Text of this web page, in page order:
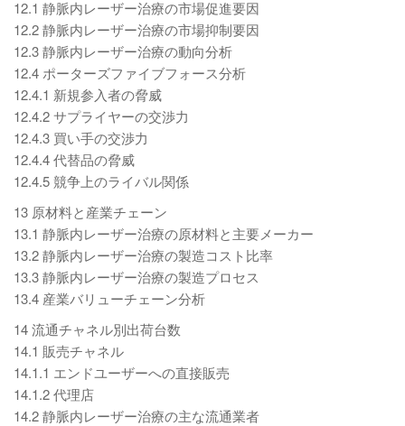
12.1 静脈内レーザー治療の市場促進要因
12.2 静脈内レーザー治療の市場抑制要因
12.3 静脈内レーザー治療の動向分析
12.4 ポーターズファイブフォース分析
12.4.1 新規参入者の脅威
12.4.2 サプライヤーの交渉力
12.4.3 買い手の交渉力
12.4.4 代替品の脅威
12.4.5 競争上のライバル関係
13 原材料と産業チェーン
13.1 静脈内レーザー治療の原材料と主要メーカー
13.2 静脈内レーザー治療の製造コスト比率
13.3 静脈内レーザー治療の製造プロセス
13.4 産業バリューチェーン分析
14 流通チャネル別出荷台数
14.1 販売チャネル
14.1.1 エンドユーザーへの直接販売
14.1.2 代理店
14.2 静脈内レーザー治療の主な流通業者